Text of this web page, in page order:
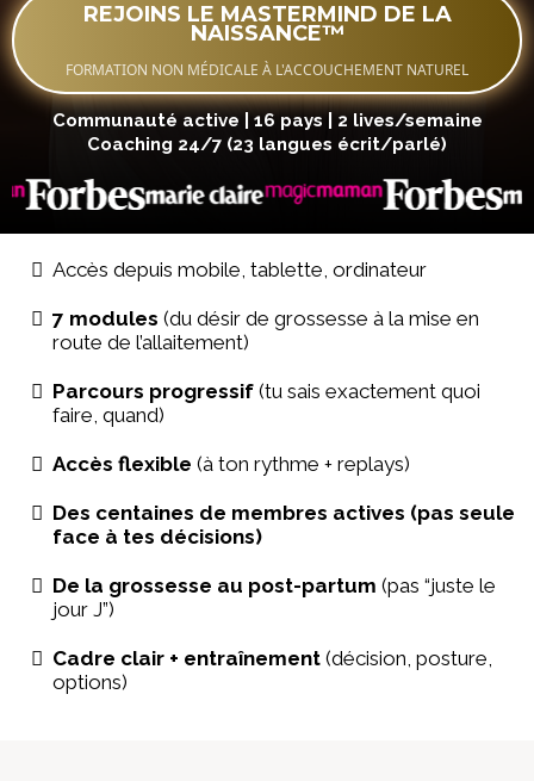
REJOINS LE MASTERMIND DE LA
NAISSANCE™
FORMATION NON MÉDICALE À L'ACCOUCHEMENT NATUREL
Communauté active | 16 pays | 2 lives/semaine
Coaching 24/7 (23 langues écrit/parlé)
Accès depuis mobile, tablette, ordinateur
7 modules (du désir de grossesse à la mise en
route de l’allaitement)
Parcours progressif (tu sais exactement quoi
faire, quand)
Accès flexible (à ton rythme + replays)
Des centaines de membres actives (pas seule
face à tes décisions)
De la grossesse au post-partum (pas “juste le
jour J”)
Cadre clair + entraînement (décision, posture,
options)